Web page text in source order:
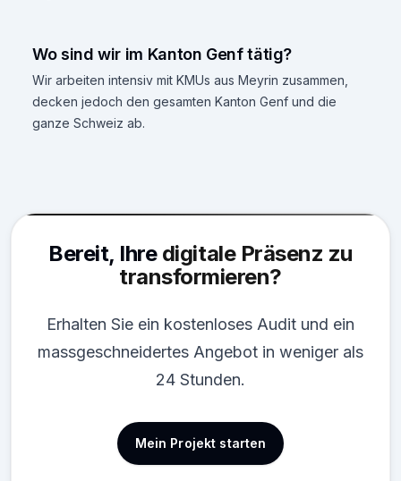
Wo sind wir im Kanton Genf tätig?
Wir arbeiten intensiv mit KMUs aus Meyrin zusammen,
decken jedoch den gesamten Kanton Genf und die
ganze Schweiz ab.
Bereit, Ihre digitale Präsenz zu
transformieren?
Erhalten Sie ein kostenloses Audit und ein
massgeschneidertes Angebot in weniger als
24 Stunden.
Mein Projekt starten